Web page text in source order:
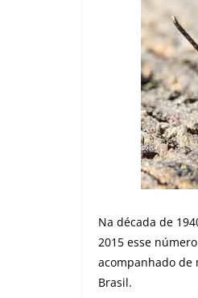
Na década de
2015 esse
acompanhado de
Brasil.